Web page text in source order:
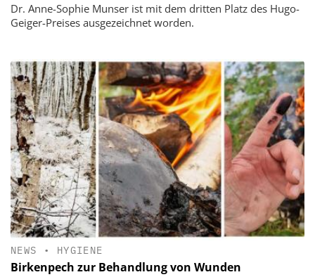
Dr. Anne-Sophie Munser ist mit dem dritten Platz des Hugo-
Geiger-Preises ausgezeichnet worden.
NEWS • HYGIENE
Birkenpech zur Behandlung von Wunden